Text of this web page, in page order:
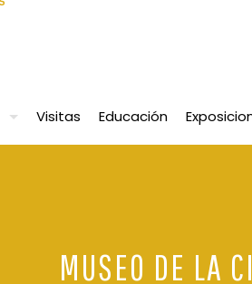
Visitas Educación
MUSEO DE LA